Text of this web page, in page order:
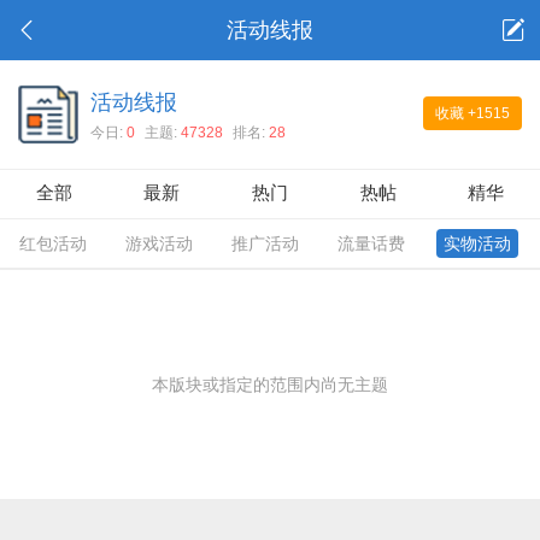
活动线报
收藏 +1515
活动线报
今日: 0 主题: 47328 排名: 28
全部 最新 热门 热帖 精华
红包活动 游戏活动 推广活动 流量话费 实物活动
本版块或指定的范围内尚无主题